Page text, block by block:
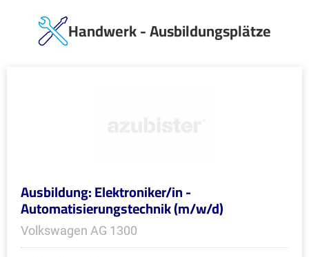
Handwerk - Ausbildungsplätze
Ausbildung: Elektroniker/in -
Automatisierungstechnik (m/w/d)
Volkswagen AG 1300